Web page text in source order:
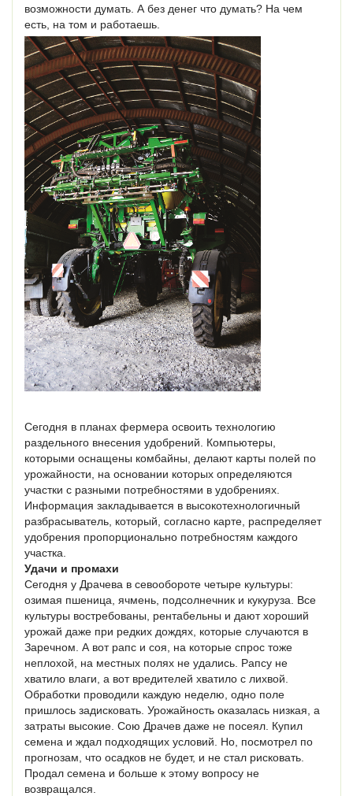
возможности думать. А без денег что думать? На чем
есть, на том и работаешь.
Сегодня в планах фермера освоить технологию
раздельного внесения удобрений. Компьютеры,
которыми оснащены комбайны, делают карты полей по
урожайности, на основании которых определяются
участки с разными потребностями в удобрениях.
Информация закладывается в высокотехнологичный
разбрасыватель, который, согласно карте, распределяет
удобрения пропорционально потребностям каждого
участка.
Удачи и промахи
Сегодня у Драчева в севообороте четыре культуры:
озимая пшеница, ячмень, подсолнечник и кукуруза. Все
культуры востребованы, рентабельны и дают хороший
урожай даже при редких дождях, которые случаются в
Заречном. А вот рапс и соя, на которые спрос тоже
неплохой, на местных полях не удались. Рапсу не
хватило влаги, а вот вредителей хватило с лихвой.
Обработки проводили каждую неделю, одно поле
пришлось задисковать. Урожайность оказалась низкая, а
затраты высокие. Сою Драчев даже не посеял. Купил
семена и ждал подходящих условий. Но, посмотрел по
прогнозам, что осадков не будет, и не стал рисковать.
Продал семена и больше к этому вопросу не
возвращался.